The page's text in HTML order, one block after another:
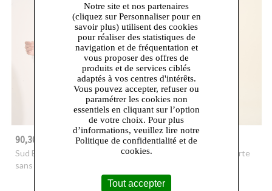
90,30 € 129,00 €
Sud Express
sans manches à col rond
136,50 € -30%
Sud Express
- Jupe courte
Notre site et nos partenaires
(cliquez sur Personnaliser pour en
savoir plus) utilisent des cookies
pour réaliser des statistiques de
navigation et de fréquentation et
vous proposer des offres de
produits et de services ciblés
adaptés à vos centres d'intérêts.
Vous pouvez accepter, refuser ou
paramétrer les cookies non
essentiels en cliquant sur l’option
de votre choix. Pour plus
d’informations, veuillez lire notre
Politique de confidentialité et de
cookies.
Tout accepter